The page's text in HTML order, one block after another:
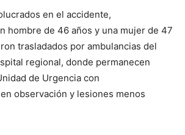
en el accidente,
hombre de 46 años y una mujer de 47
trasladados por ambulancias del
regional, donde permanecen
de Urgencia con
observación y lesiones menos